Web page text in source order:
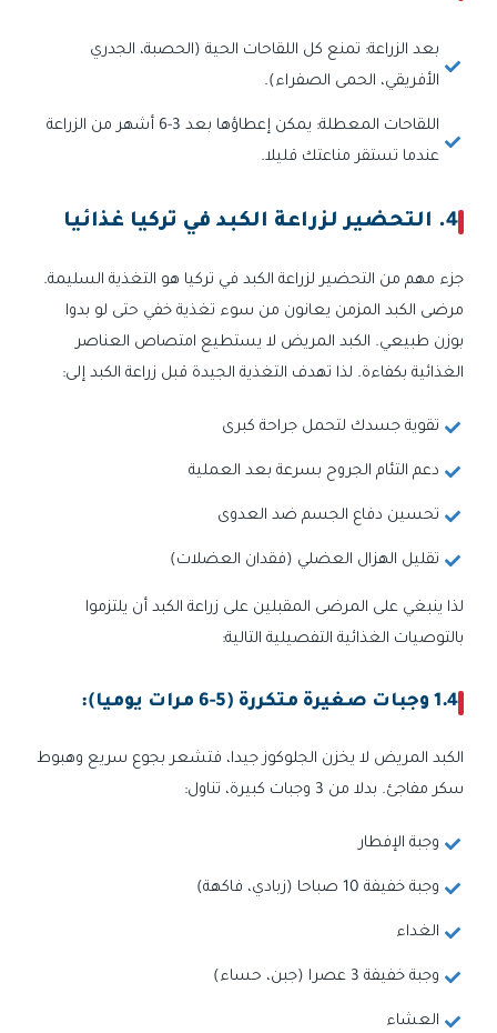
بعد الزراعة: تمنع كل اللقاحات الحية (الحصبة، الجدري
الأفريقي، الحمى الصفراء).
اللقاحات المعطلة: يمكن إعطاؤها بعد 3-6 أشهر من الزراعة
عندما تستقر مناعتك قليلا.
4. التحضير لزراعة الكبد في تركيا غذائيا
جزء مهم من التحضير لزراعة الكبد في تركيا هو التغذية السليمة.
مرضى الكبد المزمن يعانون من سوء تغذية خفي حتى لو بدوا
بوزن طبيعي. الكبد المريض لا يستطيع امتصاص العناصر
الغذائية بكفاءة. لذا تهدف التغذية الجيدة قبل زراعة الكبد إلى:
تقوية جسدك لتحمل جراحة كبرى
دعم التئام الجروح بسرعة بعد العملية
تحسين دفاع الجسم ضد العدوى
تقليل الهزال العضلي (فقدان العضلات)
لذا ينبغي على المرضى المقبلين على زراعة الكبد أن يلتزموا
بالتوصيات الغذائية التفصيلية التالية:
1.4 وجبات صغيرة متكررة (5-6 مرات يوميا):
الكبد المريض لا يخزن الجلوكوز جيدا، فتشعر بجوع سريع وهبوط
سكر مفاجئ. بدلا من 3 وجبات كبيرة، تناول:
وجبة الإفطار
وجبة خفيفة 10 صباحا (زبادي، فاكهة)
الغداء
وجبة خفيفة 3 عصرا (جبن، حساء)
العشاء